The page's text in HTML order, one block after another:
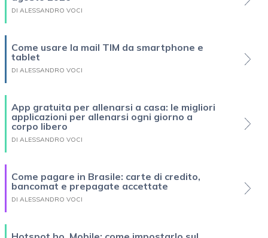
DI ALESSANDRO VOCI
Come usare la mail TIM da smartphone e
tablet
DI ALESSANDRO VOCI
App gratuita per allenarsi a casa: le migliori
applicazioni per allenarsi ogni giorno a
corpo libero
DI ALESSANDRO VOCI
Come pagare in Brasile: carte di credito,
bancomat e prepagate accettate
DI ALESSANDRO VOCI